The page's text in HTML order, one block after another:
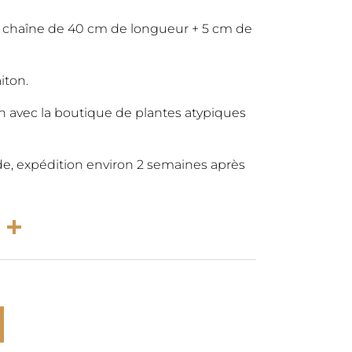
actuel
34,00€.
de 40 cm de longueur + 5 cm de
avec la boutique de plantes atypiques
expédition environ 2 semaines après